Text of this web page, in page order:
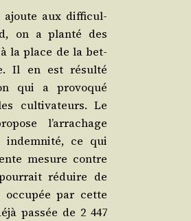
ajoute aux dif­fi­cul­
on a plan­té des
la place de la bet­
Il en est résul­té
qui a pro­vo­qué
culti­va­teurs. Le
l’arrachage
indem­ni­té, ce qui
mesure contre
réduire de
par cette
pas­sée de 2 447